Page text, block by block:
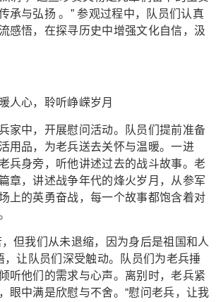
承与弘扬 。” 参观过程中，队员们认真
感悟，在探寻历史中增强文化自信，汲
心，聆听峥嵘岁月
中，开展慰问活动。队员们提前准备
用品，为老兵送去关怀与温暖。一进
兵身旁，听他讲述过去的战斗故事。老
章，讲述战争年代的烽火岁月，从参军
上的英勇奋战，每一个故事都饱含着对
我们从未退缩，因为身后是祖国和人
让队员们深受触动。队员们为老兵捶
听他们的需求与心声。离别时，老兵紧
眼中满是欣慰与不舍。“慰问老兵，让我